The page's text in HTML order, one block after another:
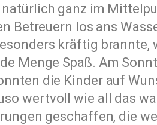
natürlich ganz im
Betreuern los ans
kräftig brannte,
Menge Spaß. Am
die Kinder auf
wertvoll wie all das
geschaffen, die